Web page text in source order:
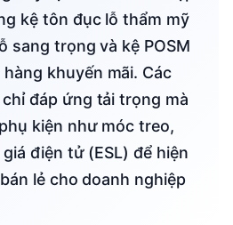
kệ tôn đục lỗ thẩm mỹ
sang trọng và kệ POSM
khuyến mãi. Các
đáp ứng tải trọng mà
kiện như móc treo,
điện tử (ESL) để hiện
lẻ cho doanh nghiệp